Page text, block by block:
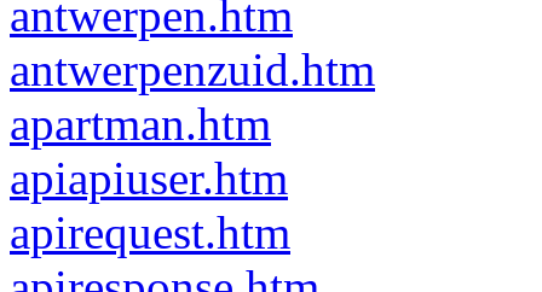
antwerpen.htm
antwerpenzuid.htm
apartman.htm
apiapiuser.htm
apirequest.htm